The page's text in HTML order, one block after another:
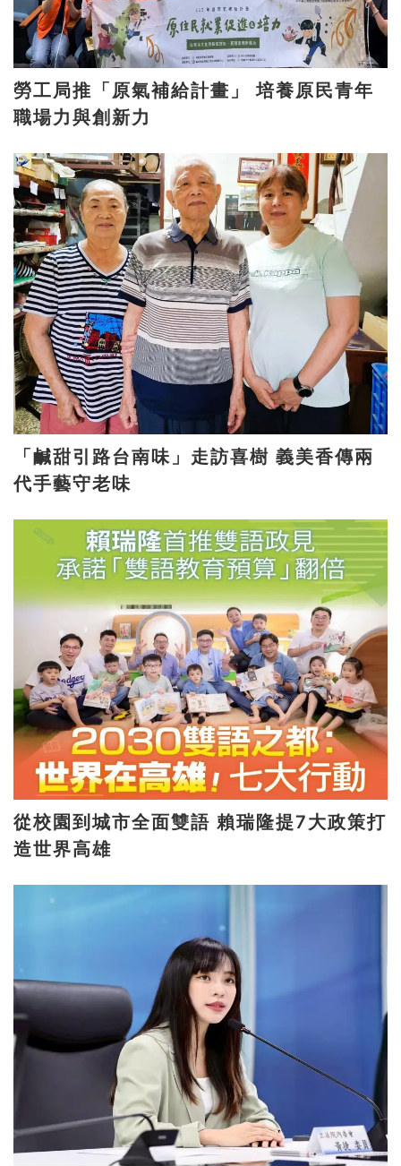
勞工局推「原氣補給計畫」 培養原民青年
職場力與創新力
「鹹甜引路台南味」走訪喜樹 義美香傳兩
代手藝守老味
從校園到城市全面雙語 賴瑞隆提7大政策打
造世界高雄